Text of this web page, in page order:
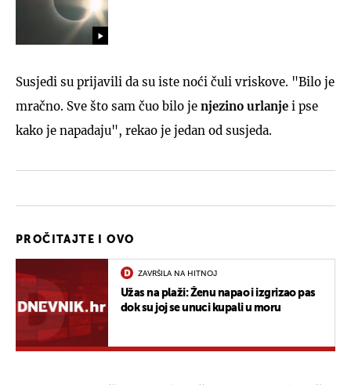
Susjedi su prijavili da su iste noći čuli vriskove. "Bilo je
mračno. Sve što sam čuo bilo je njezino urlanje i pse
kako je napadaju", rekao je jedan od susjeda.
PROČITAJTE I OVO
ZAVRŠILA NA HITNOJ
Užas na plaži: Ženu napao i izgrizao pas
dok su joj se unuci kupali u moru